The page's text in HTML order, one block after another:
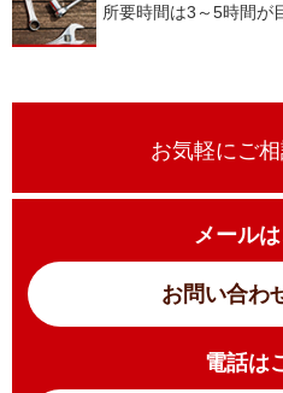
所要時間は3～5時間が
お気軽にご
メール
お問い合わ
電話は